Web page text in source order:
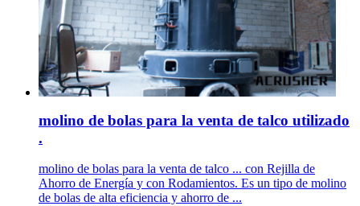
molino de bolas para la venta de talco utilizado
.
molino de bolas para la venta de talco ... con Rejilla de
Ahorro de Energía y con Rodamientos. Es un tipo de molino
de bolas de alta eficiencia y ahorro de ...